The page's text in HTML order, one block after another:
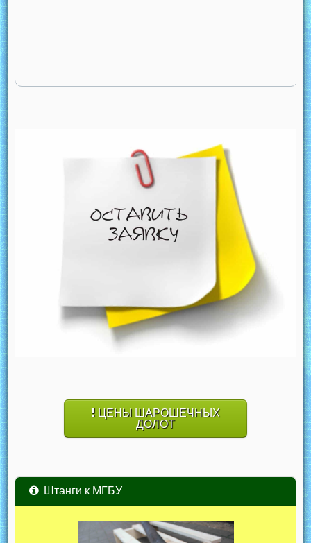
ЦЕНЫ ШАРОШЕЧНЫХ
ДОЛОТ
Штанги к МГБУ